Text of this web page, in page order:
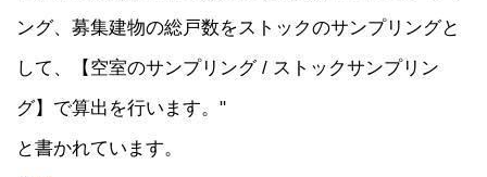
ング、募集建物の総戸数をストックのサンプリングと
して、【空室のサンプリング / ストックサンプリン
グ】で算出を行います。"
と書かれています。